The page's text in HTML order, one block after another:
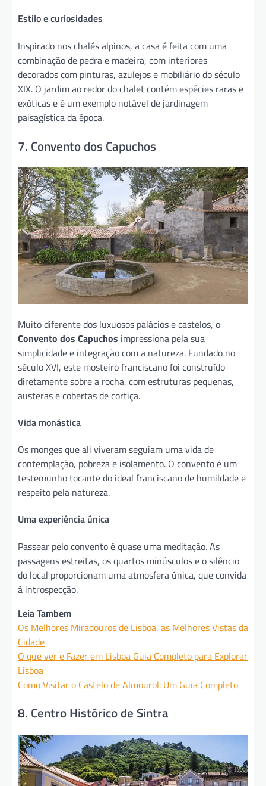
Estilo e curiosidades
Inspirado nos chalés alpinos, a casa é feita com uma
combinação de pedra e madeira, com interiores
decorados com pinturas, azulejos e mobiliário do século
XIX. O jardim ao redor do chalet contém espécies raras e
exóticas e é um exemplo notável de jardinagem
paisagística da época.
7. Convento dos Capuchos
Muito diferente dos luxuosos palácios e castelos, o
Convento dos Capuchos impressiona pela sua
simplicidade e integração com a natureza. Fundado no
século XVI, este mosteiro franciscano foi construído
diretamente sobre a rocha, com estruturas pequenas,
austeras e cobertas de cortiça.
Vida monástica
Os monges que ali viveram seguiam uma vida de
contemplação, pobreza e isolamento. O convento é um
testemunho tocante do ideal franciscano de humildade e
respeito pela natureza.
Uma experiência única
Passear pelo convento é quase uma meditação. As
passagens estreitas, os quartos minúsculos e o silêncio
do local proporcionam uma atmosfera única, que convida
à introspecção.
Leia Tambem
Os Melhores Miradouros de Lisboa, as Melhores Vistas da
Cidade
O que ver e Fazer em Lisboa Guia Completo para Explorar
Lisboa
Como Visitar o Castelo de Almourol: Um Guia Completo
8. Centro Histórico de Sintra